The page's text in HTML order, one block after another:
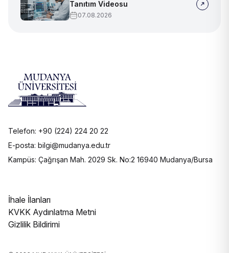
Tanıtım Videosu
07.08.2026
Telefon: +90 (224) 224 20 22
E-posta: bilgi@mudanya.edu.tr
Kampüs: Çağrışan Mah. 2029 Sk. No:2 16940 Mudanya/Bursa
İhale İlanları
KVKK Aydınlatma Metni
Gizlilik Bildirimi